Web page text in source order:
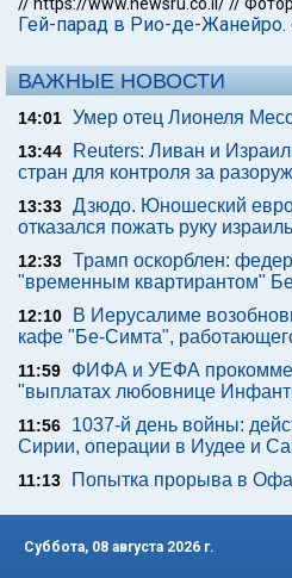
// https://www.newsru.co.il///
Гей-парад в Рио-де-Жанейро.
ВАЖНЫЕ НОВОСТИ
14:01 Умер отец Лионеля
13:44
Reuters: Ливан и
стран для контроля за
13:33 Дзюдо. Юношеский
отказался пожать руку
12:33 Трамп оскорблен:
"временным квартирантом"
12:10
В Иерусалиме
кафе "Бе-Симта",
11:59
ФИФА и УЕФА
"выплатах любовнице
11:56
1037-й день войны:
Сирии, операции в Иудее и
11:13 Попытка прорыва в
Суббота, 08 августа 2026 г.